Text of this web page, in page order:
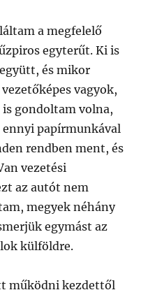
a megfelelő
egyterűt. Ki is
és mikor
vagyok,
gondoltam volna,
ennyi papírmunkával
rendben ment, és
vezetési
az autót nem
megyek néhány
egymást az
külföldre.
működni kezdettől